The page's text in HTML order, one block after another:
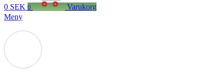
0 SEK 0
Varukorg
Meny